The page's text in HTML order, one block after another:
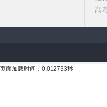
高
页面加载时间：0.012733秒